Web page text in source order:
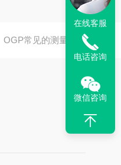
OGP常见的测量误差
在线客服
电话咨询
微信咨询